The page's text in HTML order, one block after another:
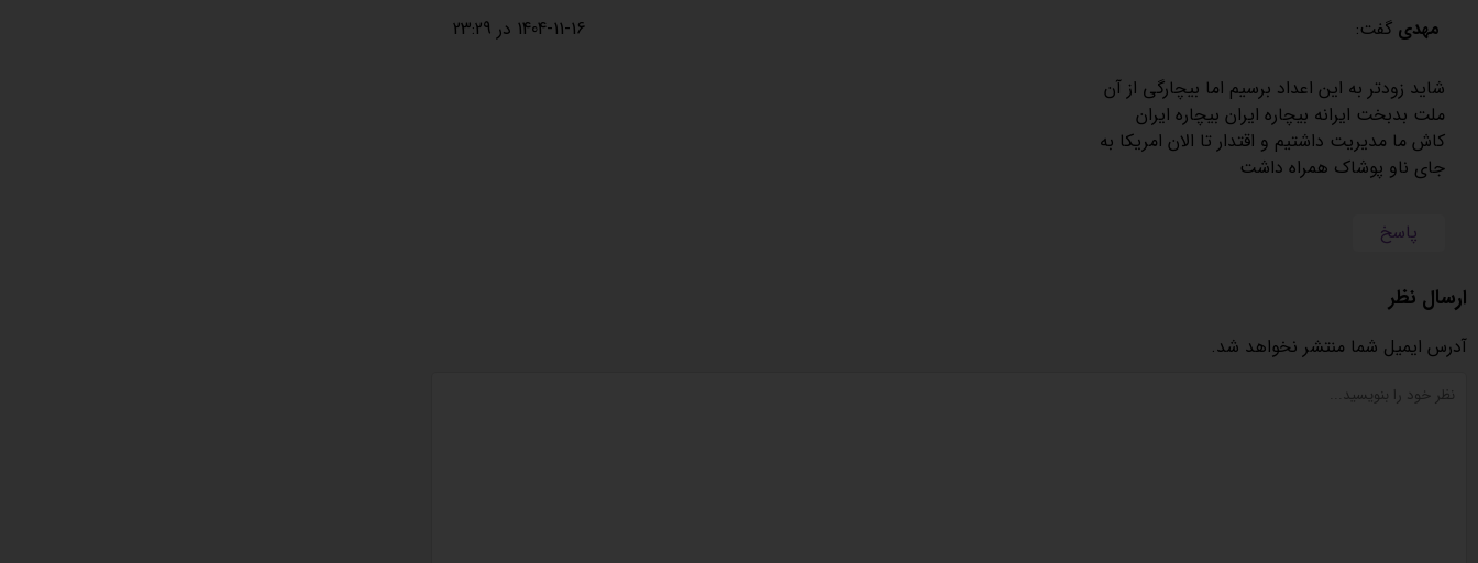
مهدی گفت: 1404-11-16 در 23:29
شاید زودتر به این اعداد برسیم اما بیچارگی از آن
ملت بدبخت ایرانه بیچاره ایران بیچاره ایران
کاش ما مدیریت داشتیم و اقتدار تا الان امریکا به
جای ناو پوشاک همراه داشت
پاسخ
ارسال نظر
آدرس ایمیل شما منتشر نخواهد شد.